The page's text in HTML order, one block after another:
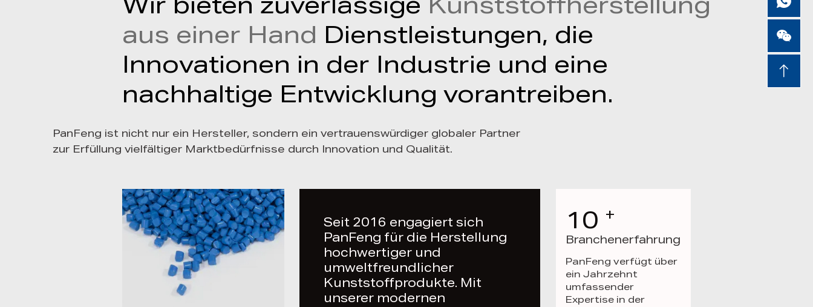
Wir bieten zuverlässige Kunststoffherstellung
aus einer Hand Dienstleistungen, die
Innovationen in der Industrie und eine
nachhaltige Entwicklung vorantreiben.
PanFeng ist nicht nur ein Hersteller, sondern ein vertrauenswürdiger globaler Partner
zur Erfüllung vielfältiger Marktbedürfnisse durch Innovation und Qualität.
Seit 2016 engagiert sich
PanFeng für die Herstellung
hochwertiger und
umweltfreundlicher
Kunststoffprodukte. Mit
unserer modernen
10 +
Branchenerfahrung
PanFeng verfügt über
ein Jahrzehnt
umfassender
Expertise in der